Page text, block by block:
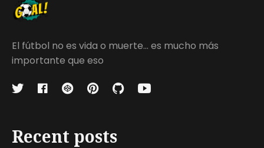
El fútbol no es vida o muerte... es mucho más
importante que eso
Recent posts